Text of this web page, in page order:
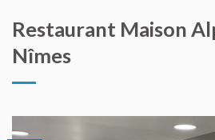
Restaurant Maison
Nîmes